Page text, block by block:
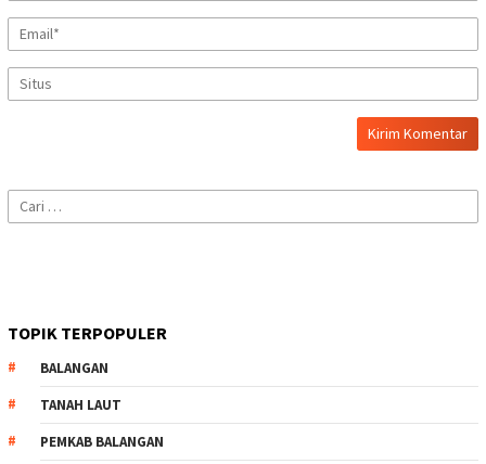
Cari
untuk:
TOPIK TERPOPULER
BALANGAN
TANAH LAUT
PEMKAB BALANGAN